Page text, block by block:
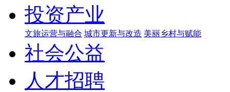
投资产业
文旅运营与融合 城市更新与改造 美丽乡村与赋能
社会公益
人才招聘